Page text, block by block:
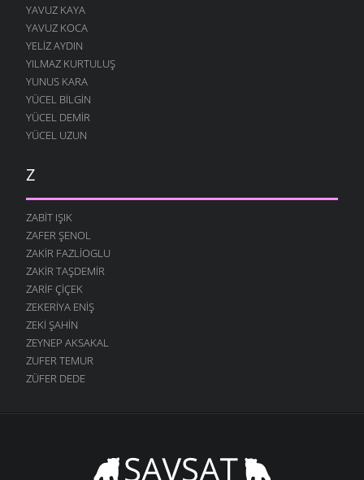
YAVUZ KAYA
YAVUZ KOCA
YELIZ AYDIN
YILMAZ KURTULUŞ
YUNUS KARA
YÜCEL BILGIN
YÜCEL DEMIR
YÜCEL UZUN
Z
ZABIT IŞIK
ZAFER ŞENOL
ZAKIR FAZLIOGLU
ZAKIR TAŞDEMIR
ZARIF ÇIÇEK
ZEKERIYA ENIŞ
ZEKI ŞAHIN
ZEYNEP AKSAKAL
ZUFER TEMUR
ZÜFER DEDE